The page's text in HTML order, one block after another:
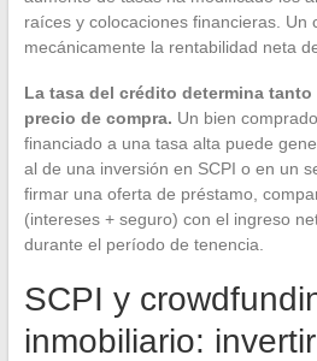
raíces y colocaciones financieras. Un
mecánicamente la rentabilidad neta
La tasa del crédito determina
precio de compra. Un bien
financiado a una tasa alta puede
al de una inversión en SCPI o en un
firmar una oferta de préstamo,
(intereses + seguro) con el ingreso
durante el período de tenencia.
SCPI y
inmobiliario: